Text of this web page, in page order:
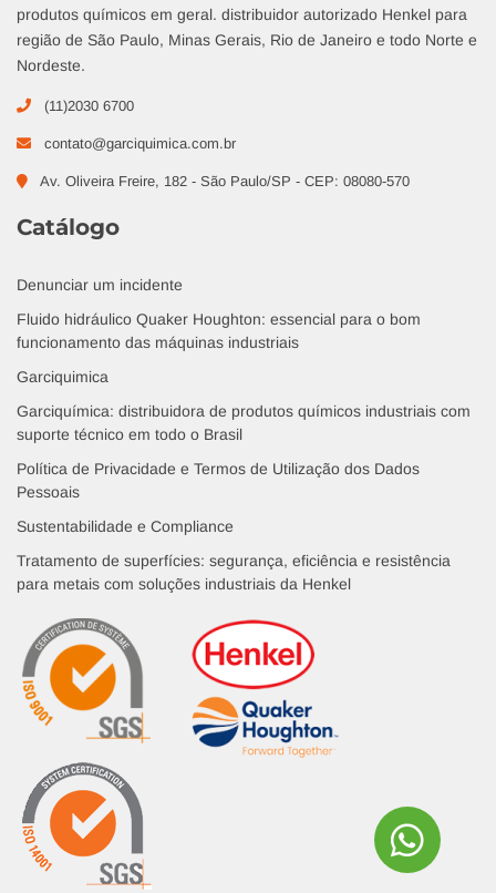
produtos químicos em geral. distribuidor autorizado Henkel para
região de São Paulo, Minas Gerais, Rio de Janeiro e todo Norte e
Nordeste.
(11)2030 6700
contato@garciquimica.com.br
Av. Oliveira Freire, 182 - São Paulo/SP - CEP: 08080-570
Catálogo
Denunciar um incidente
Fluido hidráulico Quaker Houghton: essencial para o bom
funcionamento das máquinas industriais
Garciquimica
Garciquímica: distribuidora de produtos químicos industriais com
suporte técnico em todo o Brasil
Política de Privacidade e Termos de Utilização dos Dados
Pessoais
Sustentabilidade e Compliance
Tratamento de superfícies: segurança, eficiência e resistência
para metais com soluções industriais da Henkel